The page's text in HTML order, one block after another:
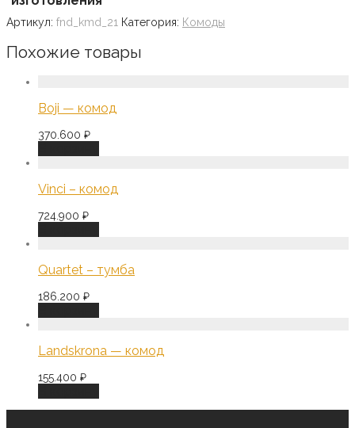
Артикул: fnd_kmd_21 Категория: Комоды
Похожие товары
Boji — комод
370.600 ₽
Vinci – комод
724.900 ₽
Quartet – тумба
186.200 ₽
Landskrona — комод
155.400 ₽